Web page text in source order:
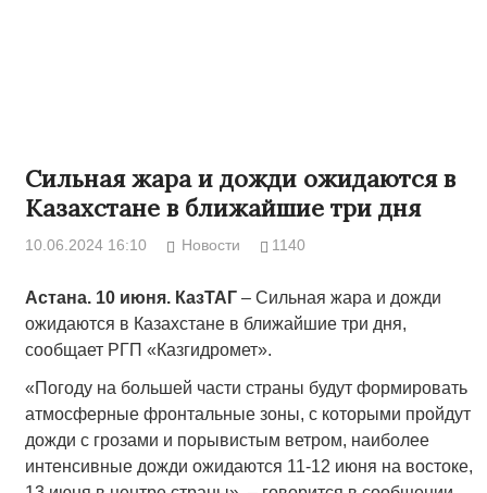
Сильная жара и дожди ожидаются в
Казахстане в ближайшие три дня
10.06.2024 16:10 Новости 1140
Астана. 10 июня. КазТАГ– Сильная жара и дожди
ожидаются в Казахстане в ближайшие три дня,
сообщает РГП «Казгидромет».
«Погоду на большей части страны будут формировать
атмосферные фронтальные зоны, с которыми пройдут
дожди с грозами и порывистым ветром, наиболее
интенсивные дожди ожидаются 11-12 июня на востоке,